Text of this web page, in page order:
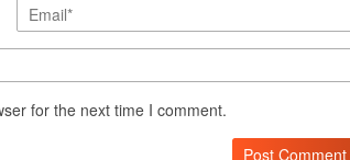
for the next time I comment.